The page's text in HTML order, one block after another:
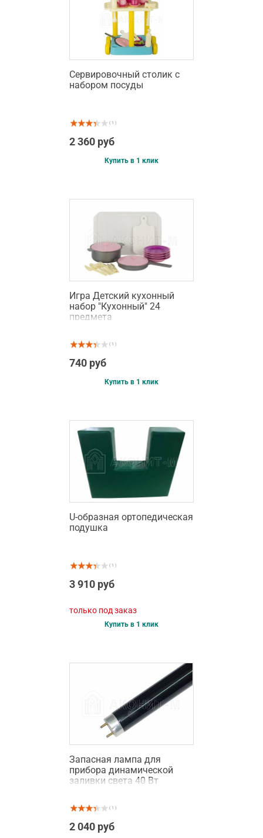
Сервировочный столик с
набором посуды
( 1 )
2 360 руб
Купить в 1 клик
Игра Детский кухонный
набор "Кухонный" 24
предмета
( 1 )
740 руб
Купить в 1 клик
U-образная ортопедическая
подушка
( 1 )
3 910 руб
только под заказ
Купить в 1 клик
Запасная лампа для
прибора динамической
заливки света 40 Вт
( 1 )
2 040 руб